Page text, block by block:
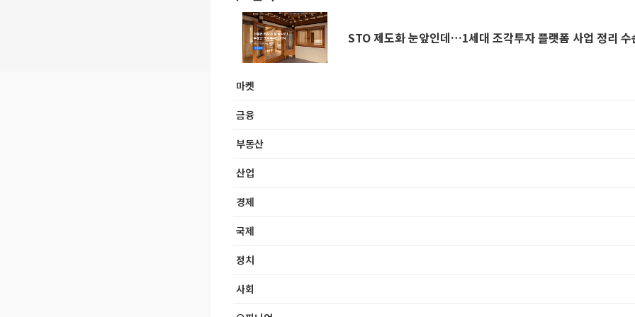
STO 제도화 눈앞인데…1세대 조각투자 플랫폼 사업 정리 수
마켓
금융
부동산
산업
경제
국제
정치
사회